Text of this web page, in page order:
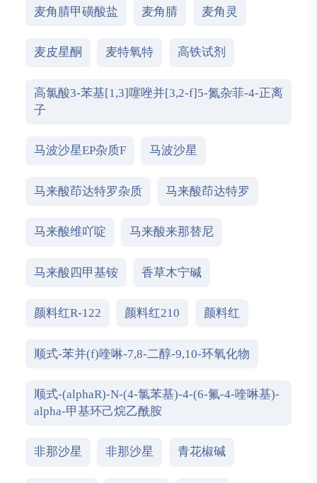
麦角腈甲磺酸盐 麦角腈 麦角灵
麦皮星酮 麦特氧特 高铁试剂
高氯酸3-苯基[1,3]噻唑并[3,2-f]5-氮杂菲-4-正离
子
马波沙星EP杂质F 马波沙星
马来酸茚达特罗杂质 马来酸茚达特罗
马来酸维吖啶 马来酸来那替尼
马来酸四甲基铵 香草木宁碱
颜料红R-122 颜料红210 颜料红
顺式-苯并(f)喹啉-7,8-二醇-9,10-环氧化物
顺式-(alphaR)-N-(4-氯苯基)-4-(6-氟-4-喹啉基)-
alpha-甲基环己烷乙酰胺
非那沙星 非那沙星 青花椒碱